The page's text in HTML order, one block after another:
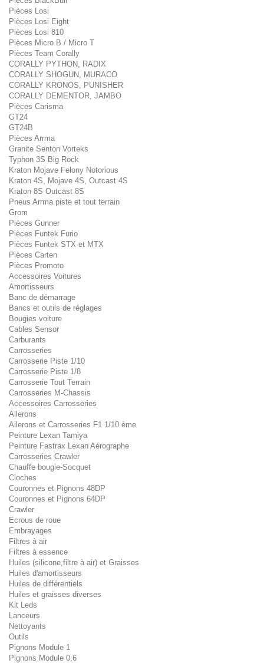
Pièces Losi
Pièces Losi Eight
Pièces Losi 810
Pièces Micro B / Micro T
Pièces Team Corally
CORALLY PYTHON, RADIX
CORALLY SHOGUN, MURACO
CORALLY KRONOS, PUNISHER
CORALLY DEMENTOR, JAMBO
Pièces Carisma
GT24
GT24B
Pièces Arrma
Granite Senton Vorteks
Typhon 3S Big Rock
Kraton Mojave Felony Notorious
Kraton 4S, Mojave 4S, Outcast 4S
Kraton 8S Outcast 8S
Pneus Arrma piste et tout terrain
Grom
Pièces Gunner
Pièces Funtek Furio
Pièces Funtek STX et MTX
Pièces Carten
Pièces Promoto
Accessoires Voitures
Amortisseurs
Banc de démarrage
Bancs et outils de réglages
Bougies voiture
Cables Sensor
Carburants
Carrosseries
Carrosserie Piste 1/10
Carrosserie Piste 1/8
Carrosserie Tout Terrain
Carrosseries M-Chassis
Accessoires Carrosseries
Ailerons
Ailerons et Carrosseries F1 1/10 ème
Peinture Lexan Tamiya
Peinture Fastrax Lexan Aérographe
Carrosseries Crawler
Chauffe bougie-Socquet
Cloches
Couronnes et Pignons 48DP
Couronnes et Pignons 64DP
Crawler
Ecrous de roue
Embrayages
Filtres à air
Filtres à essence
Huiles (silicone,filtre à air) et Graisses
Huiles d'amortisseurs
Huiles de différentiels
Huiles et graisses diverses
Kit Leds
Lanceurs
Nettoyants
Outils
Pignons Module 1
Pignons Module 0.6